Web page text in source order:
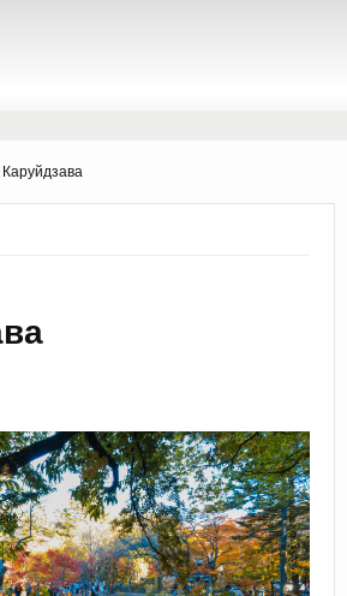
Каруйдзава